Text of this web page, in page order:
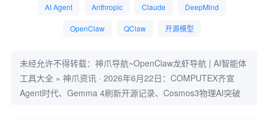
AI Agent Anthropic Claude DeepMind
OpenClaw QClaw 开源模型
未经允许不得转载： 神爪导航~OpenClaw龙虾导航 | AI智能体
工具大全 » 神爪资讯 · 2026年6月22日：COMPUTEX齐宣
Agent时代、Gemma 4刷新开源记录、Cosmos3物理AI突破